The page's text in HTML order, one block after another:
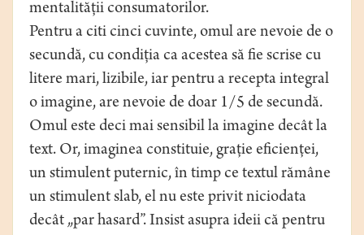
mentalităţii consumatorilor.
Pentru a citi cinci cuvinte, omul are nevoie de o
secundă, cu condiţia ca acestea să fie scrise cu
litere mari, lizibile, iar pentru a recepta integral
o imagine, are nevoie de doar 1/5 de secundă.
Omul este deci mai sensibil la imagine decât la
text. Or, imaginea constituie, graţie eficienţei,
un stimulent puternic, în timp ce textul rămâne
un stimulent slab, el nu este privit niciodata
decât „par hasard”. Insist asupra ideii că pentru